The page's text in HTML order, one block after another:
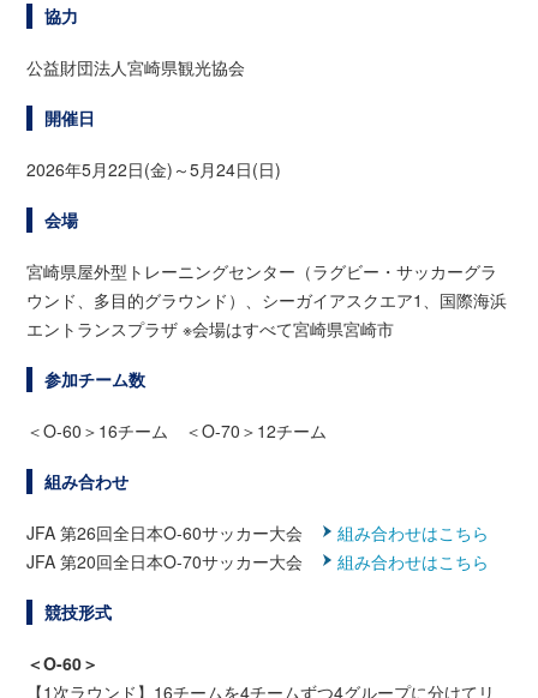
協力
公益財団法人宮崎県観光協会
開催日
2026年5月22日(金)～5月24日(日)
会場
宮崎県屋外型トレーニングセンター（ラグビー・サッカーグラ
ウンド、多目的グラウンド）、シーガイアスクエア1、国際海浜
エントランスプラザ ※会場はすべて宮崎県宮崎市
参加チーム数
＜O-60＞16チーム ＜O-70＞12チーム
組み合わせ
JFA 第26回全日本O-60サッカー大会
組み合わせはこちら
JFA 第20回全日本O-70サッカー大会
組み合わせはこちら
競技形式
＜O-60＞
【1次ラウンド】16チームを4チームずつ4グループに分けてリ